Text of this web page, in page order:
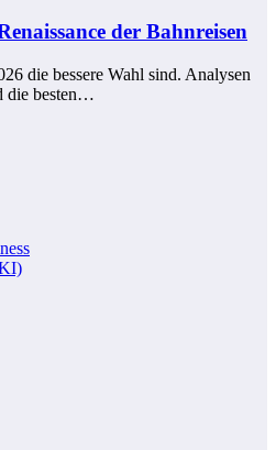
der Bahnreisen
die bessere Wahl sind. Analysen
die besten…